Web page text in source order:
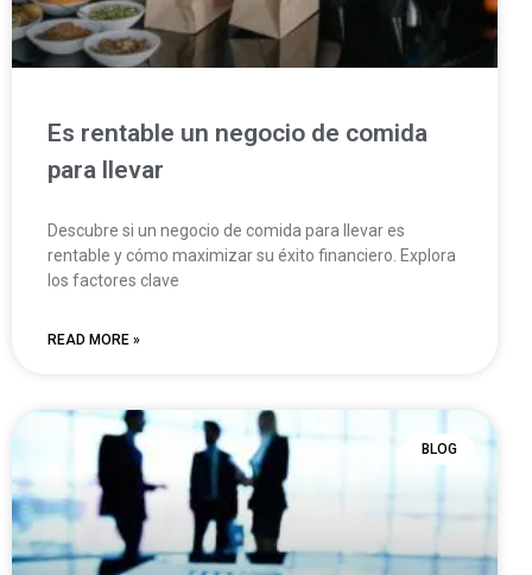
Es rentable un negocio de comida
para llevar
Descubre si un negocio de comida para llevar es
rentable y cómo maximizar su éxito financiero. Explora
los factores clave
READ MORE »
BLOG